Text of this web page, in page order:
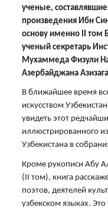
ученые, составлявшие
произведения Ибн
основу именно II том
ученый секретарь
Мухаммеда Физули
Азербайджана
В ближайшее время
искусством
увидеть этот
иллюстрированного
Узбекистана в
Кроме рукописи Абу
(II том), книга
поэтов, деятелей
узбекском языках.